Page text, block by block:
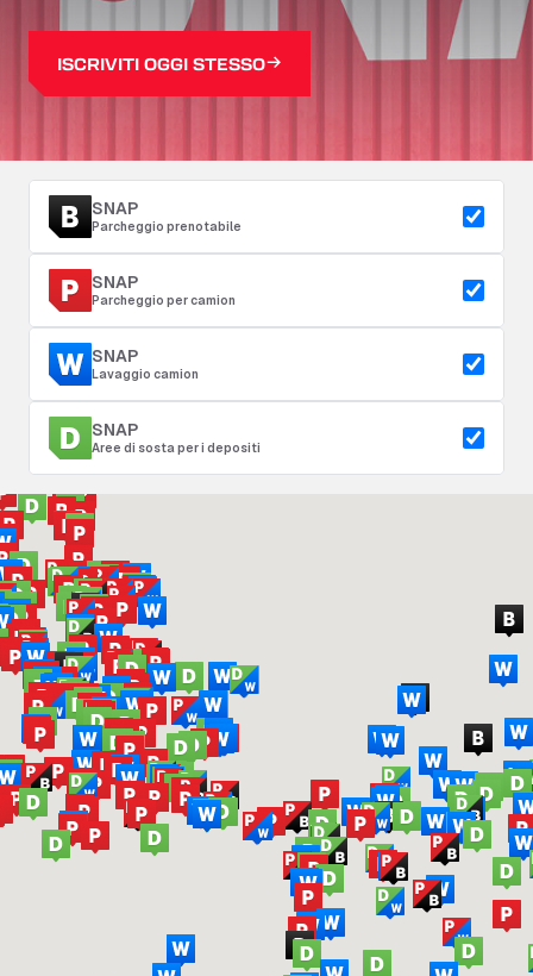
ISCRIVITI OGGI STESSO
SNAP
Parcheggio prenotabile
SNAP
Parcheggio per camion
SNAP
Lavaggio camion
SNAP
Aree di sosta per i depositi